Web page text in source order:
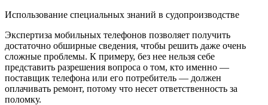
Использование специальных знаний в судопроизводстве
Экспертиза мобильных телефонов позволяет получить
достаточно обширные сведения, чтобы решить даже очень
сложные проблемы. К примеру, без нее нельзя себе
представить разрешения вопроса о том, кто именно —
поставщик телефона или его потребитель — должен
оплачивать ремонт, потому что несет ответственность за
поломку.